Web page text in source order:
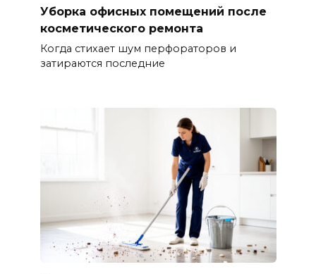
Уборка офисных помещений после
косметического ремонта
Когда стихает шум перфораторов и
затираются последние